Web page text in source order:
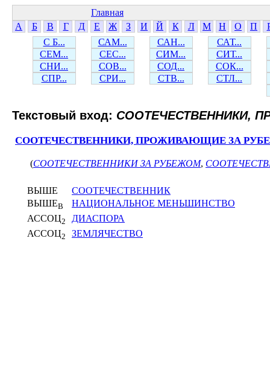
Главная
А
Б В Г Д Е Ж З И Й К Л М Н О П
С Б...
САМ... САН...
САТ...
СЕМ...
СЕС... СИМ...
СИТ...
СНИ...
СОВ... СОД...
СОК...
СПР...
СРИ... СТВ... СТЛ...
Текстовый вход: СООТЕЧЕСТВЕННИКИ,
СООТЕЧЕСТВЕННИКИ, ПРОЖИВАЮЩИЕ ЗА
(СООТЕЧЕСТВЕННИКИ ЗА РУБЕЖОМ,
ВЫШЕ
СООТЕЧЕСТВЕННИК
ВЫШЕВ
НАЦИОНАЛЬНОЕ МЕНЬШИНСТВО
АССОЦ2
ДИАСПОРА
АССОЦ2 ЗЕМЛЯЧЕСТВО